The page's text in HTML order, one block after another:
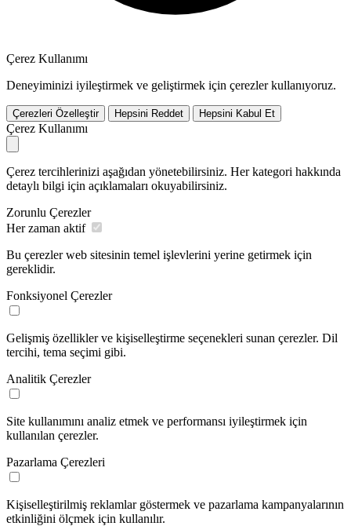
Çerez Kullanımı
Deneyiminizi iyileştirmek ve geliştirmek için çerezler kullanıyoruz.
Çerezleri Özelleştir Hepsini Reddet Hepsini Kabul Et
Çerez Kullanımı
Çerez tercihlerinizi aşağıdan yönetebilirsiniz. Her kategori hakkında
detaylı bilgi için açıklamaları okuyabilirsiniz.
Zorunlu Çerezler
Her zaman aktif
Bu çerezler web sitesinin temel işlevlerini yerine getirmek için
gereklidir.
Fonksiyonel Çerezler
Gelişmiş özellikler ve kişiselleştirme seçenekleri sunan çerezler. Dil
tercihi, tema seçimi gibi.
Analitik Çerezler
Site kullanımını analiz etmek ve performansı iyileştirmek için
kullanılan çerezler.
Pazarlama Çerezleri
Kişiselleştirilmiş reklamlar göstermek ve pazarlama kampanyalarının
etkinliğini ölçmek için kullanılır.